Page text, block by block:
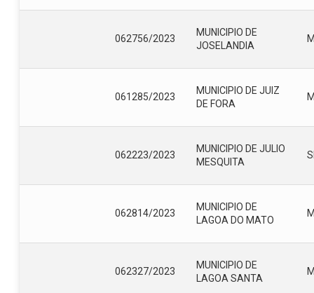
062756/2023
MUNICIPIO DE
JOSELANDIA
061285/2023
MUNICIPIO DE JUIZ
DE FORA
062223/2023
MUNICIPIO DE JULIO
MESQUITA
062814/2023
MUNICIPIO DE
LAGOA DO MATO
062327/2023
MUNICIPIO DE
LAGOA SANTA